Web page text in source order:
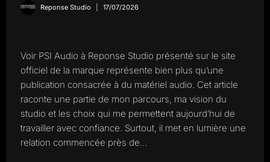
Reponse Studio 17/07/2026
Voir PSI Audio à Reponse Studio présenté sur le site
officiel de la marque représente bien plus qu’une
publication consacrée à du matériel audio. Cet article
raconte une partie de mon parcours, ma vision du
studio et les choix qui me permettent aujourd’hui de
travailler avec confiance. Surtout, il met en lumière une
relation commencée près de…